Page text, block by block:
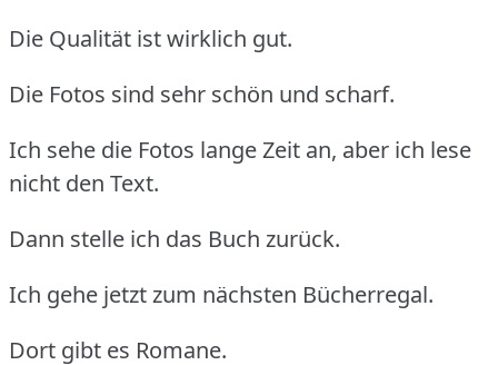
Die Qualität ist wirklich gut.
Die Fotos sind sehr schön und scharf.
Ich sehe die Fotos lange Zeit an, aber ich lese
nicht den Text.
Dann stelle ich das Buch zurück.
Ich gehe jetzt zum nächsten Bücherregal.
Dort gibt es Romane.